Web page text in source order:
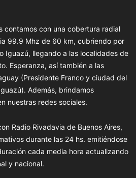
contamos con una cobertura radial
99.9 Mhz de 60 km, cubriendo por
Iguazú, llegando a las localidades de
Esperanza, así también a las
(Presidente Franco y ciudad del
Además, brindamos
nuestras redes sociales.
Radio Rivadavia de Buenos Aires,
durante las 24 hs. emitiéndose
cada media hora actualizando
y nacional.